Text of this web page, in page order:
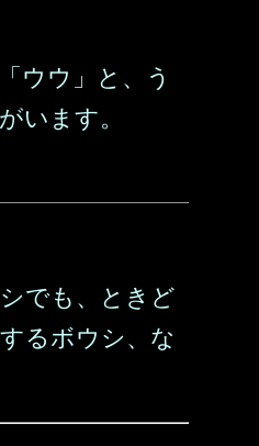
ウウ」と、う
います。
でも、ときど
るボウシ、な